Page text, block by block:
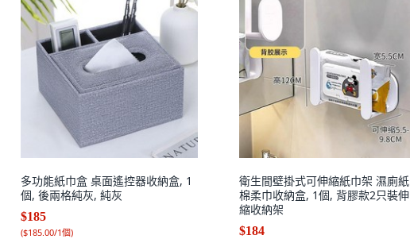
多功能紙巾盒 桌面遙控器收納盒, 1
個, 後兩格純灰, 純灰
$185
($185.00/1個)
衛生間壁掛式可伸縮紙巾架 濕廁紙
棉柔巾收納盒, 1個, 背膠款2只裝伸
縮收納架
$184